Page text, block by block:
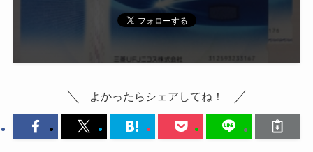
よかったらシェアしてね！